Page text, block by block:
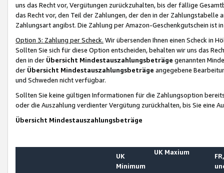
uns das Recht vor, Vergütungen zurückzuhalten, bis der fällige
das Recht vor, den Teil der Zahlungen, der den in der
Zahlungsart angibst. Die Zahlung per Amazon-Geschenkgutschein ist
Option 3: Zahlung per Scheck. Wir übersenden Ihnen einen Scheck in
Sollten Sie sich für diese Option entscheiden, behalten wir uns das
den in der Übersicht Mindestauszahlungsbeträge genannten
der Übersicht Mindestauszahlungsbeträge angegebene
und Schweden nicht verfügbar.
Sollten Sie keine gültigen Informationen für die Zahlungsoption
oder die Auszahlung verdienter Vergütung zurückhalten, bis Sie
Übersicht Mindestauszahlungsbeträge
UK
Minimum
UK Maxium